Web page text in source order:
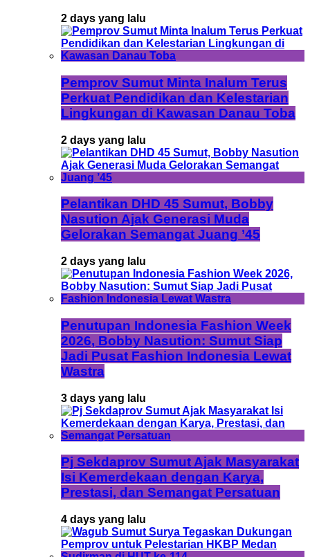
2 days yang lalu
Pemprov Sumut Minta Inalum Terus
Perkuat Pendidikan dan Kelestarian
Lingkungan di Kawasan Danau Toba
2 days yang lalu
Pelantikan DHD 45 Sumut, Bobby
Nasution Ajak Generasi Muda
Gelorakan Semangat Juang ’45
2 days yang lalu
Penutupan Indonesia Fashion Week
2026, Bobby Nasution: Sumut Siap
Jadi Pusat Fashion Indonesia Lewat
Wastra
3 days yang lalu
Pj Sekdaprov Sumut Ajak Masyarakat
Isi Kemerdekaan dengan Karya,
Prestasi, dan Semangat Persatuan
4 days yang lalu